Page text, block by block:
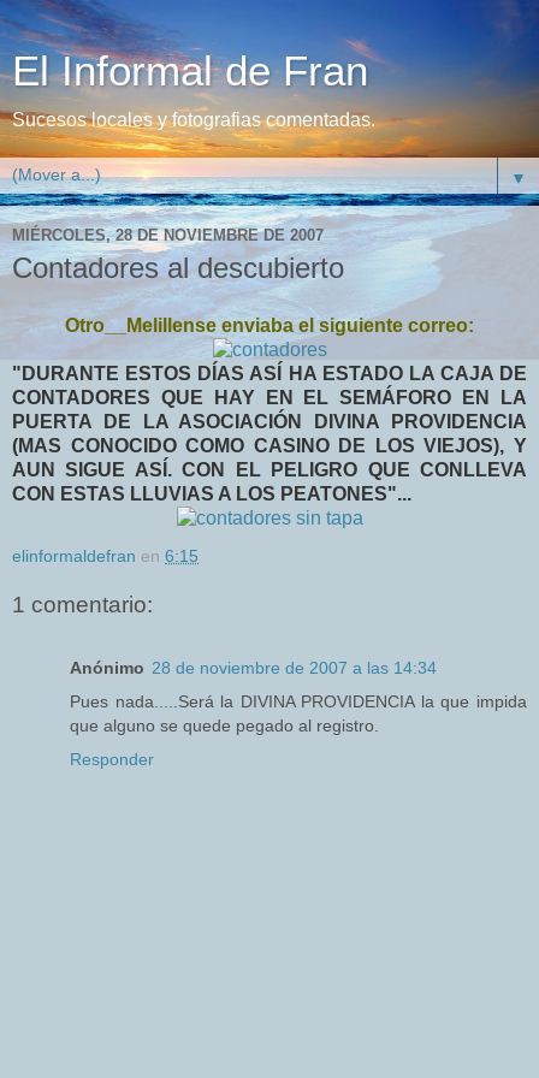
El Informal de Fran
Sucesos locales y fotografias comentadas.
▼
MIÉRCOLES, 28 DE NOVIEMBRE DE 2007
Contadores al descubierto
Otro__Melillense enviaba el siguiente correo:
"DURANTE ESTOS DÍAS ASÍ HA ESTADO LA CAJA DE
CONTADORES QUE HAY EN EL SEMÁFORO EN LA
PUERTA DE LA ASOCIACIÓN DIVINA PROVIDENCIA
(MAS CONOCIDO COMO CASINO DE LOS VIEJOS), Y
AUN SIGUE ASÍ. CON EL PELIGRO QUE CONLLEVA
CON ESTAS LLUVIAS A LOS PEATONES"...
elinformaldefran en 6:15
1 comentario:
Anónimo 28 de noviembre de 2007 a las 14:34
Pues nada.....Será la DIVINA PROVIDENCIA la que impida
que alguno se quede pegado al registro.
Responder